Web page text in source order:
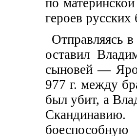
героев русских
Отправляясь
оставил
сыновей —
977 г. между
был убит, а